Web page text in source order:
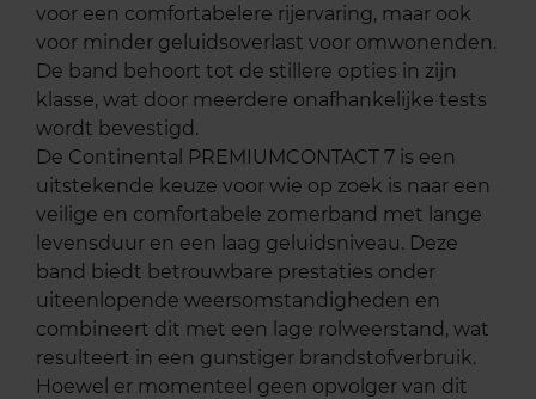
voor een comfortabelere rijervaring, maar ook
voor minder geluidsoverlast voor omwonenden.
De band behoort tot de stillere opties in zijn
klasse, wat door meerdere onafhankelijke tests
wordt bevestigd.
De Continental PREMIUMCONTACT 7 is een
uitstekende keuze voor wie op zoek is naar een
veilige en comfortabele zomerband met lange
levensduur en een laag geluidsniveau. Deze
band biedt betrouwbare prestaties onder
uiteenlopende weersomstandigheden en
combineert dit met een lage rolweerstand, wat
resulteert in een gunstiger brandstofverbruik.
Hoewel er momenteel geen opvolger van dit